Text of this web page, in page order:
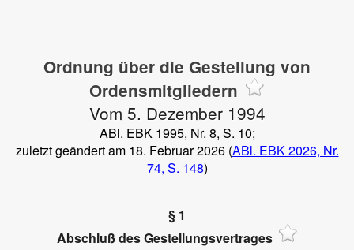
Ordnung über die Gestellung von
Ordensmitgliedern
Vom 5. Dezember 1994
ABl. EBK 1995, Nr. 8, S. 10;
zuletzt geändert am 18. Februar 2026 (ABl. EBK 2026, Nr.
74, S. 148)
§ 1
Abschluß des Gestellungsvertrages